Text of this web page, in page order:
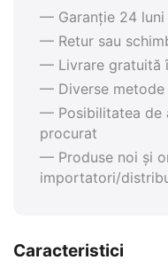
— Garanție 24
— Retur sau
— Livrare gratuită
— Diverse metode
— Posibilitatea de
procurat
— Produse noi și
importatori/
Caracteristici